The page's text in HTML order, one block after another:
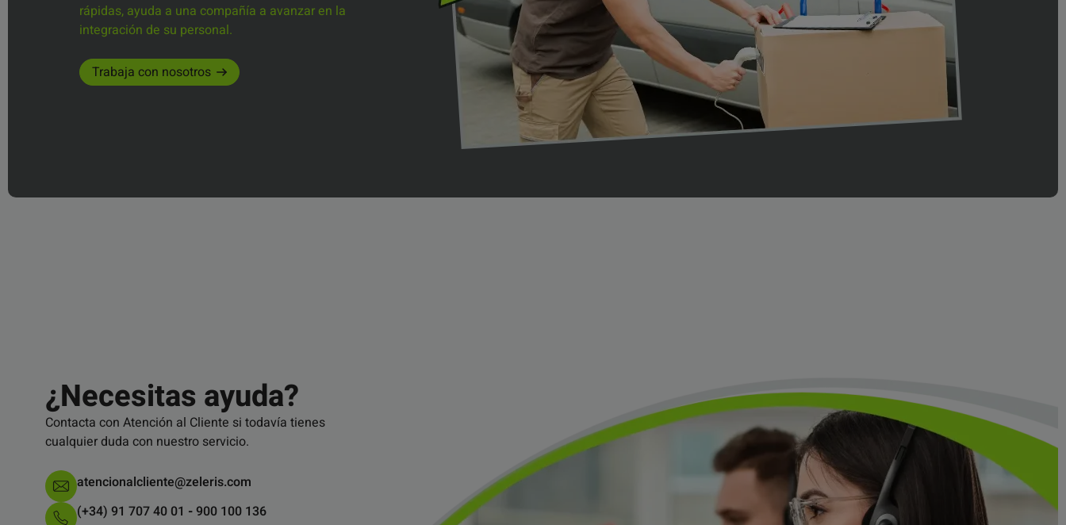
rápidas, ayuda a una compañía a avanzar en la
integración de su personal.
Trabaja con nosotros
¿Necesitas ayuda?
Contacta con Atención al Cliente si todavía tienes
cualquier duda con nuestro servicio.
atencionalcliente@zeleris.com
(+34) 91 707 40 01 -900 100 136